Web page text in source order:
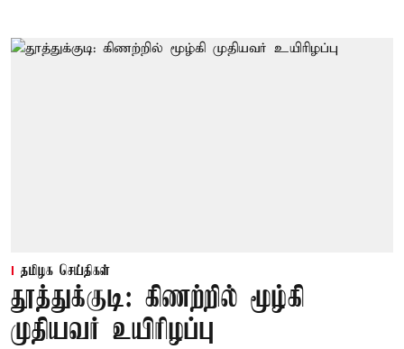
தமிழக செய்திகள்
தூத்துக்குடி: கிணற்றில் மூழ்கி
முதியவர் உயிரிழப்பு